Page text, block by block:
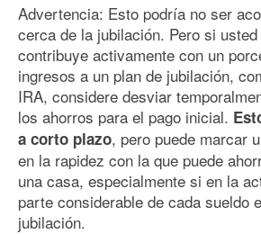
Advertencia: Esto podría no ser
cerca de la jubilación. Pero si
contribuye activamente con un
ingresos a un plan de jubilación,
IRA, considere desviar
los ahorros para el pago inicial.
a corto plazo, pero puede marcar
en la rapidez con la que puede
una casa, especialmente si en la
parte considerable de cada sueldo
jubilación.